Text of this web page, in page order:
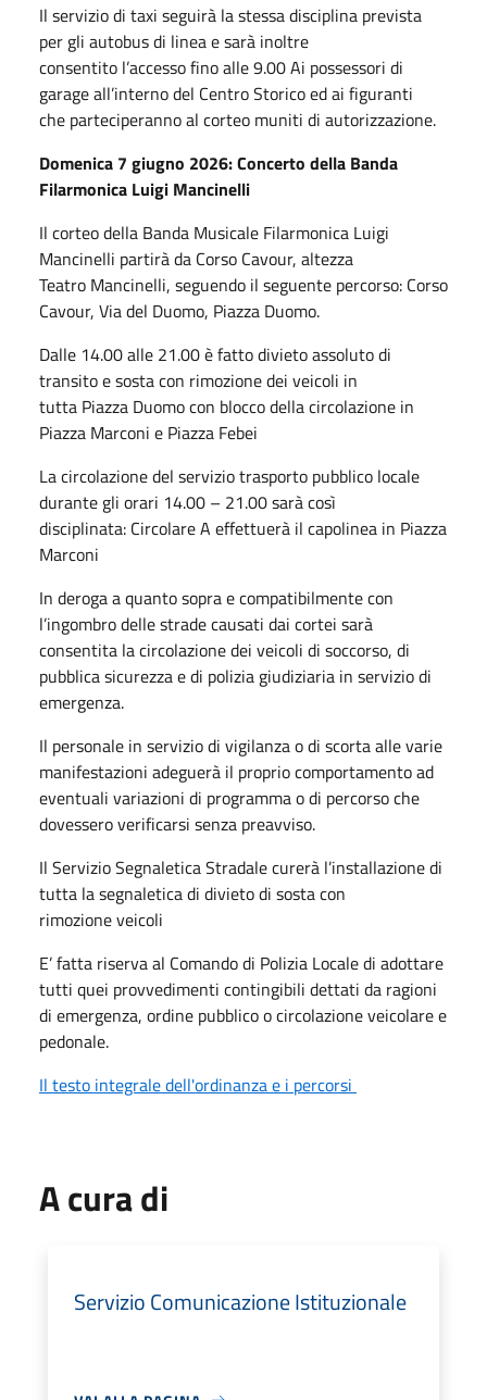
Il servizio di taxi seguirà la stessa disciplina prevista
per gli autobus di linea e sarà inoltre
consentito l’accesso fino alle 9.00 Ai possessori di
garage all’interno del Centro Storico ed ai figuranti
che parteciperanno al corteo muniti di autorizzazione.
Domenica 7 giugno 2026: Concerto della Banda
Filarmonica Luigi Mancinelli
Il corteo della Banda Musicale Filarmonica Luigi
Mancinelli partirà da Corso Cavour, altezza
Teatro Mancinelli, seguendo il seguente percorso: Corso
Cavour, Via del Duomo, Piazza Duomo.
Dalle 14.00 alle 21.00 è fatto divieto assoluto di
transito e sosta con rimozione dei veicoli in
tutta Piazza Duomo con blocco della circolazione in
Piazza Marconi e Piazza Febei
La circolazione del servizio trasporto pubblico locale
durante gli orari 14.00 – 21.00 sarà così
disciplinata: Circolare A effettuerà il capolinea in Piazza
Marconi
In deroga a quanto sopra e compatibilmente con
l’ingombro delle strade causati dai cortei sarà
consentita la circolazione dei veicoli di soccorso, di
pubblica sicurezza e di polizia giudiziaria in servizio di
emergenza.
Il personale in servizio di vigilanza o di scorta alle varie
manifestazioni adeguerà il proprio comportamento ad
eventuali variazioni di programma o di percorso che
dovessero verificarsi senza preavviso.
Il Servizio Segnaletica Stradale curerà l’installazione di
tutta la segnaletica di divieto di sosta con
rimozione veicoli
E’ fatta riserva al Comando di Polizia Locale di adottare
tutti quei provvedimenti contingibili dettati da ragioni
di emergenza, ordine pubblico o circolazione veicolare e
pedonale.
Il testo integrale dell'ordinanza e i percorsi
A cura di
Servizio Comunicazione Istituzionale